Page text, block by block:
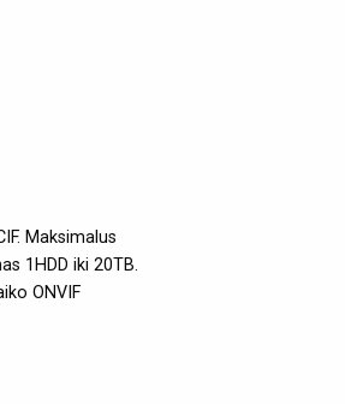
Maksimalus
1HDD iki 20TB.
ONVIF